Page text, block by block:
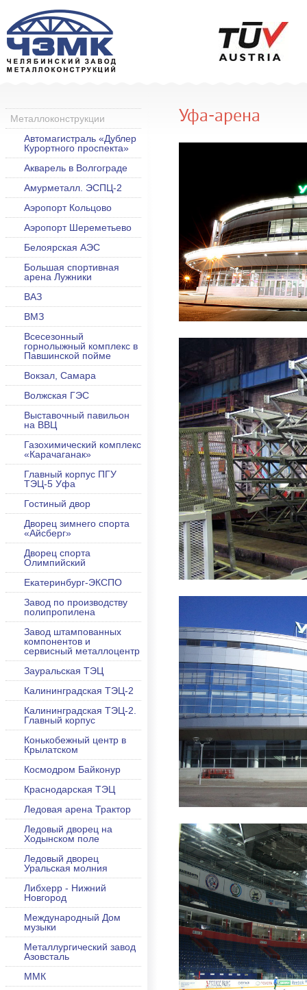
Металлоконструкции
Автомагистраль «Дублер
Курортного проспекта»
Акварель в Волгограде
Амурметалл. ЭСПЦ-2
Аэропорт Кольцово
Аэропорт Шереметьево
Белоярская АЭС
Большая спортивная
арена Лужники
ВАЗ
ВМЗ
Всесезонный
горнолыжный комплекс в
Павшинской пойме
Вокзал, Самара
Волжская ГЭС
Выставочный павильон
на ВВЦ
Газохимический комплекс
«Карачаганак»
Главный корпус ПГУ
ТЭЦ-5 Уфа
Гостиный двор
Дворец зимнего спорта
«Айсберг»
Дворец спорта
Олимпийский
Екатеринбург-ЭКСПО
Завод по производству
полипропилена
Завод штампованных
компонентов и
сервисный металлоцентр
Зауральская ТЭЦ
Калининградская ТЭЦ-2
Калининградская ТЭЦ-2.
Главный корпус
Конькобежный центр в
Крылатском
Космодром Байконур
Краснодарская ТЭЦ
Ледовая арена Трактор
Ледовый дворец на
Ходынском поле
Ледовый дворец
Уральская молния
Либхерр - Нижний
Новгород
Международный Дом
музыки
Металлургический завод
Азовсталь
ММК
Уфа-арена